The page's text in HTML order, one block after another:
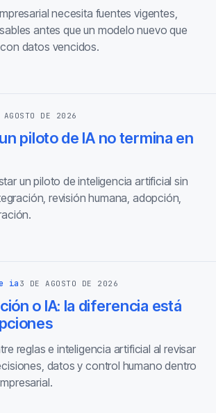
necesita fuentes vigentes,
antes que un modelo nuevo que
datos vencidos.
DE 2026
piloto de IA no termina en
un piloto de inteligencia artificial sin
revisión humana, adopción,
ia 3 DE AGOSTO DE 2026
o IA: la diferencia está
reglas e inteligencia artificial al revisar
datos y control humano dentro